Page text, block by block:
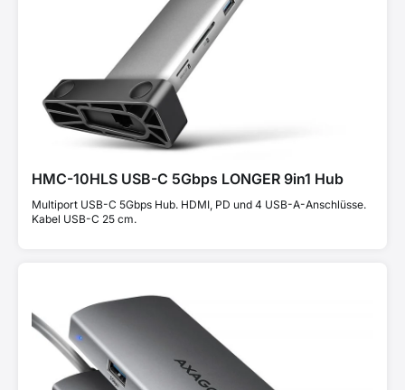
HMC-10HLS USB-C 5Gbps LONGER 9in1 Hub
Multiport USB-C 5Gbps Hub. HDMI, PD und 4 USB-A-Anschlüsse.
Kabel USB-C 25 cm.